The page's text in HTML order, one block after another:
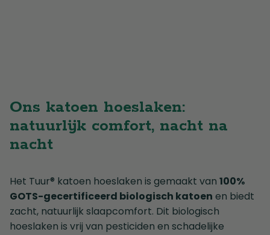
Ons katoen hoeslaken:
natuurlijk comfort, nacht na
nacht
Het Tuur® katoen hoeslaken is gemaakt van 100%
GOTS-gecertificeerd biologisch katoen en biedt
zacht, natuurlijk slaapcomfort. Dit biologisch
hoeslaken is vrij van pesticiden en schadelijke